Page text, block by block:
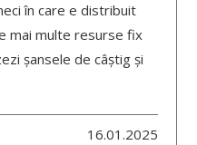
în care e distribuit
mai multe resurse fix
șansele de câștig și
16.01.2025